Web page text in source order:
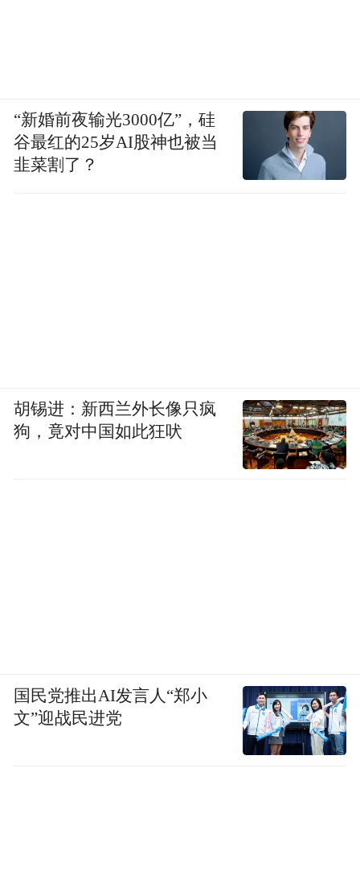
“新婚前夜输光3000亿”，硅
谷最红的25岁AI股神也被当
韭菜割了？
胡锡进：新西兰外长像只疯
狗，竟对中国如此狂吠
国民党推出AI发言人“郑小
文”迎战民进党